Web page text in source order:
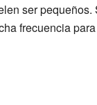
ser
frecuencia